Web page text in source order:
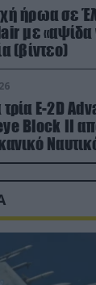
ήρωα σε
με «αψίδα
(βίντεο)
E-2D
Block II
το